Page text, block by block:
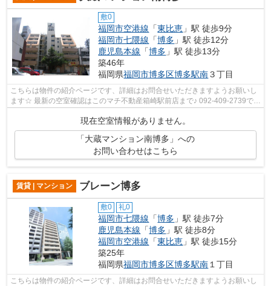
敷0
福岡市空港線 「東比恵 」駅 徒歩9分
福岡市七隈線 「博多 」駅 徒歩12分
鹿児島本線 「博多 」駅 徒歩13分
築46年
福岡県福岡市博多区博多駅南３丁目
こちらは物件の紹介ページです、詳細はお問合せいただきますようお願いし
ます☆ 最新の空室確認はこのマチ不動産箱崎駅前店まで♪ 092-409-2739で
現在空室情報がありません。
「大蔵マンション南博多」への
お問い合わせはこちら
賃貸 | マンション ブレーン博多
敷0 礼0
福岡市七隈線 「博多 」駅 徒歩7分
鹿児島本線 「博多 」駅 徒歩8分
福岡市空港線 「東比恵 」駅 徒歩15分
築25年
福岡県福岡市博多区博多駅南 １丁目
こちらは物件の紹介ページです、詳細はお問合せいただきますようお願いし